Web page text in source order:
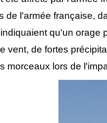
de l'armée française,
qu'un
vent, de fortes
morceaux lors de